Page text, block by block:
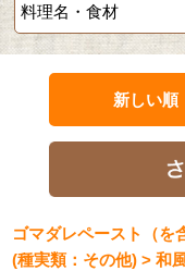
新しい順
ゴマダレペースト（を
(種実類：その他) > 和